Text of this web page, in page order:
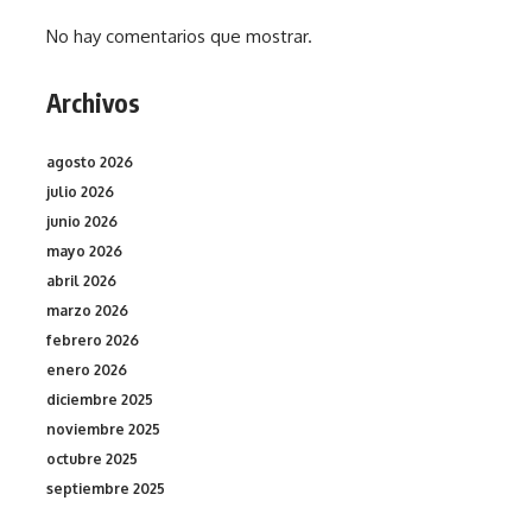
No hay comentarios que mostrar.
Archivos
agosto 2026
julio 2026
junio 2026
mayo 2026
abril 2026
marzo 2026
febrero 2026
enero 2026
diciembre 2025
noviembre 2025
octubre 2025
septiembre 2025